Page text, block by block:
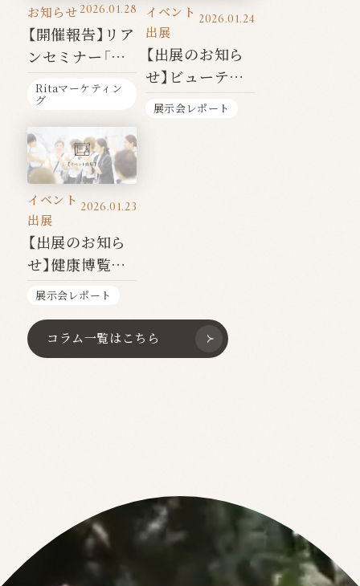
お知らせ 2026.01.28
【開催報告】リア
ンセミナー「伝」
を開催いたしま
した
Ritaマーケティン
グ
イベント
出展
2026.01.24
【出展のお知ら
せ】ビューティ
ワールドジャパ
展示会レポート
イベント
出展
2026.01.23
【出展のお知ら
せ】健康博覧会
2026
展示会レポート
コラム一覧はこちら